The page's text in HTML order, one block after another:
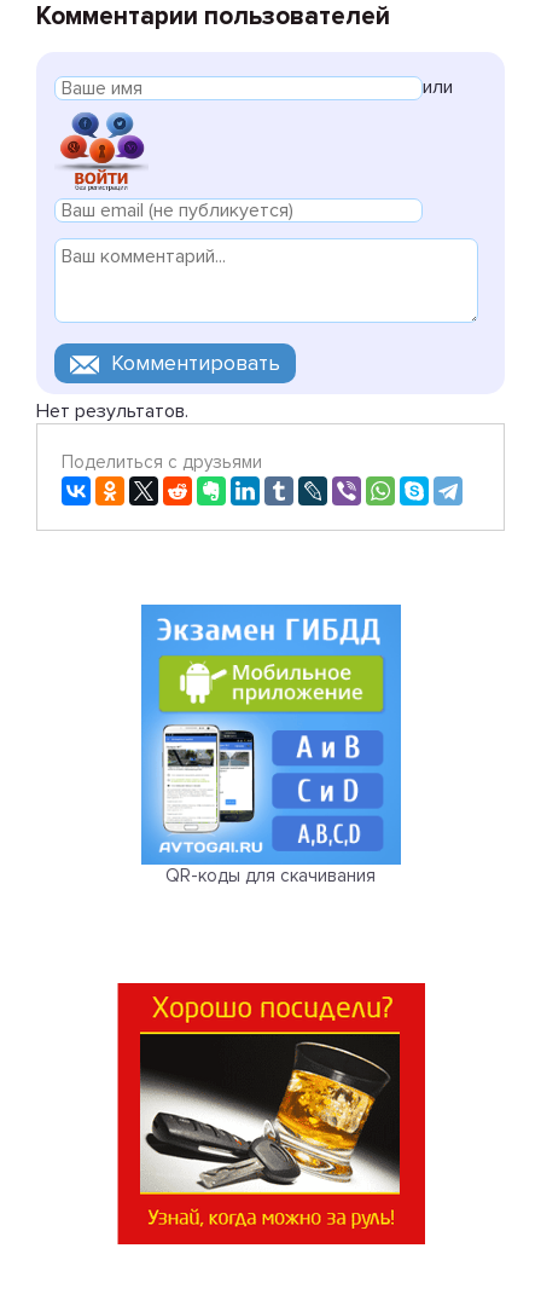
Комментарии пользователей
или
Нет результатов.
Поделиться с друзьями
QR-коды для скачивания